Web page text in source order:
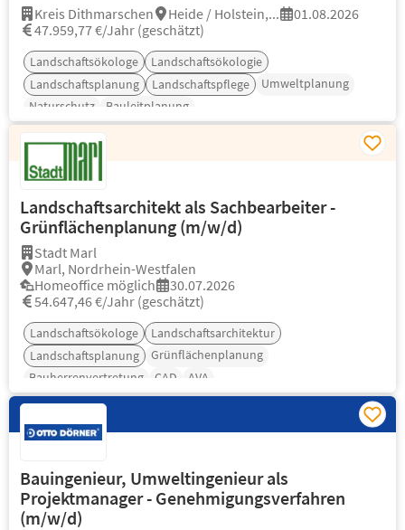
Kreis Dithmarschen Heide / Holstein,...
01.08.2026
47.959,77 €/Jahr (geschätzt)
Landschaftsökologe
Landschaftsökologie
Landschaftsplanung
Landschaftspflege
Umweltplanung
Naturschutz
Bauleitplanung
Landschaftsarchitekt als Sachbearbeiter -
Grünflächenplanung (m/w/d)
Stadt Marl
Marl, Nordrhein-Westfalen
Homeoffice möglich
30.07.2026
54.647,46 €/Jahr (geschätzt)
Landschaftsökologe
Landschaftsarchitektur
Landschaftsplanung
Grünflächenplanung
Bauherrenvertretung
CAD AVA
Bauingenieur, Umweltingenieur als
Projektmanager - Genehmigungsverfahren
(m/w/d)